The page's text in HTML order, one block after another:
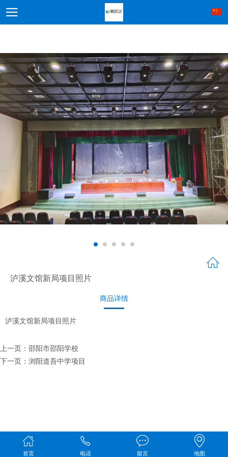
泸溪文馆新局项目照片
商品详情
泸溪文馆新局项目照片
上一页： 邵阳市邵阳学校
下一页： 浏阳道吾中学项目
首页 电话 留言 地图